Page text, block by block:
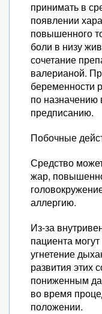
принимать в
появлении
повышенного
боли в низу
сочетание
валерианой.
беременности
по назначению
предписанию.
Побочные
Средство
жар,
аллергию.
Из-за
пациента
угнетение
развития этих
пониженным
во время
положении.